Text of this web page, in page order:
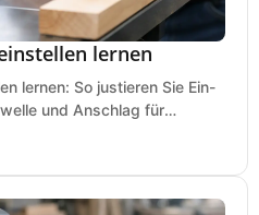
lernen
lernen: So justieren Sie Ein-
und Anschlag für